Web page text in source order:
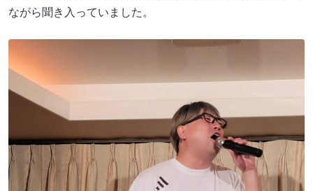
ながら聞き入っていました。